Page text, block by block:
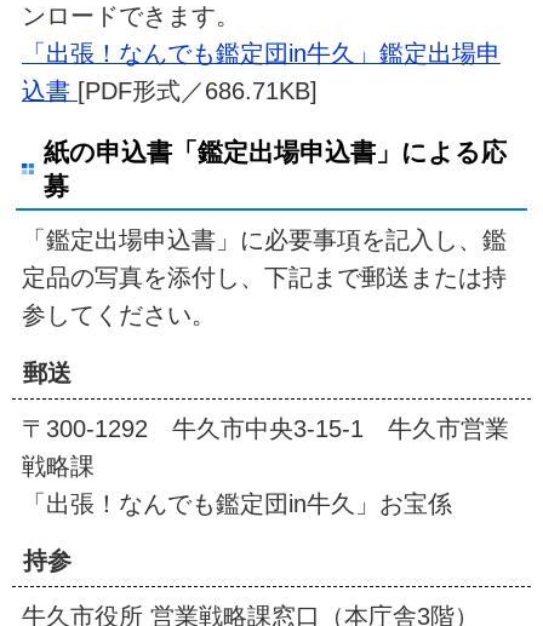
ンロードできます。
「出張！なんでも鑑定団in牛久」鑑定出場申
込書 [PDF形式／686.71KB]
紙の申込書「鑑定出場申込書」による応
募
「鑑定出場申込書」に必要事項を記入し、鑑
定品の写真を添付し、下記まで郵送または持
参してください。
郵送
〒300-1292 牛久市中央3-15-1 牛久市営業
戦略課
「出張！なんでも鑑定団in牛久」お宝係
持参
牛久市役所 営業戦略課窓口（本庁舎3階）